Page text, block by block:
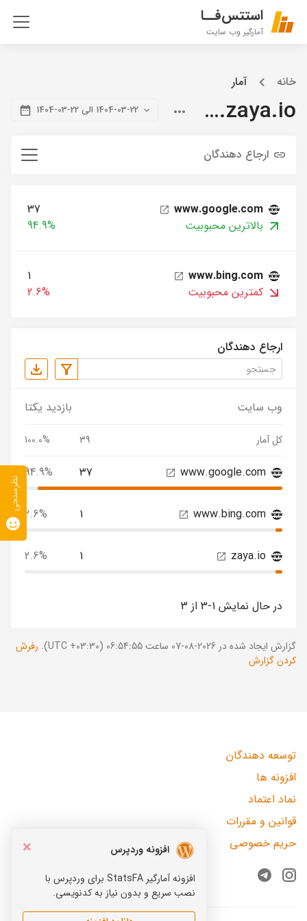
استتس‌فــا
آمارگیر وب سایت
خانه آمار
blog.zaya.io 1404-03-22 الی 22-03-1404
ارجاع دهندگان
www.google.com
37
بالاترین محبوبیت
94.9%
www.bing.com
1
کمترین محبوبیت
2.6%
ارجاع دهندگان
وب سایت بازدید یکتا
کل آمار 39
100.0%
www.google.com
37
94.9%
www.bing.com
1
2.6%
zaya.io
1
2.6%
در حال نمایش 1-3 از 3
گزارش ایجاد شده در 2026-08-07 ساعت 06:54:55 (UTC +03:30).
رفرش
کردن گزارش
×
افزونه وردپرس
افزونه آمارگیر StatsFA برای وردپرس با
نصب سریع و بدون نیاز به کدنویسی.
توسعه دهندگان
افزونه ها
نماد اعتماد
قوانین و مقررات
حریم خصوصی
Instagram
Telegram
نظرسنجی